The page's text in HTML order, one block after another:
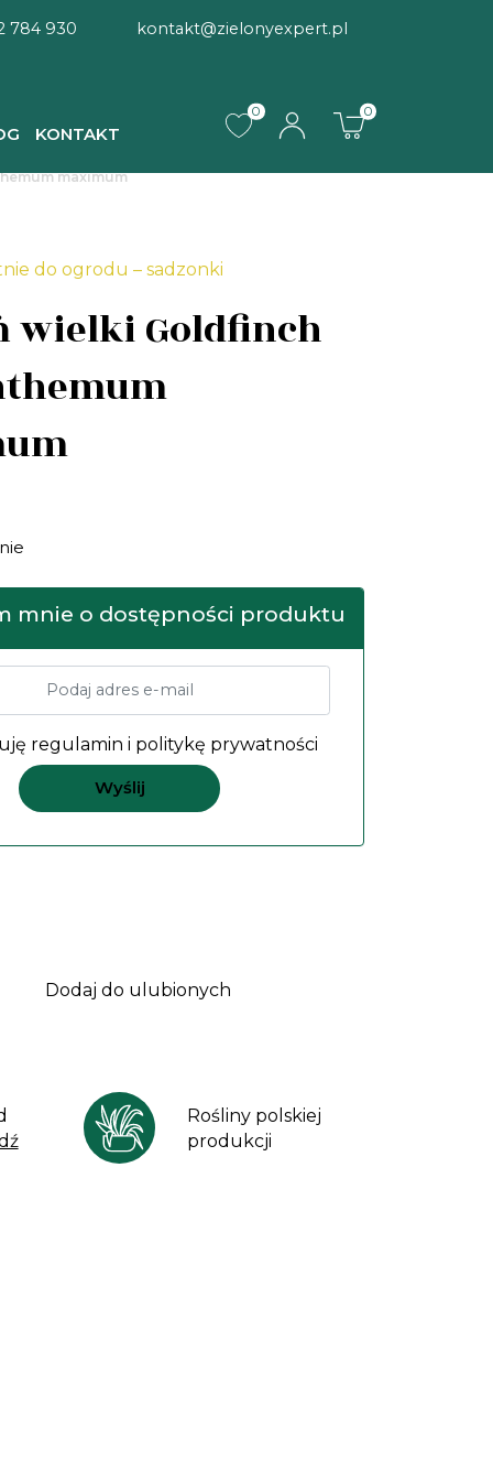
784 930
kontakt@zielonyexpert.pl
KONTAKT
0 0
maximum
do ogrodu – sadzonki
wielki Goldfinch
mnie o dostępności produktu
regulamin i politykę prywatności
Dodaj do ulubionych
Rośliny polskiej
produkcji